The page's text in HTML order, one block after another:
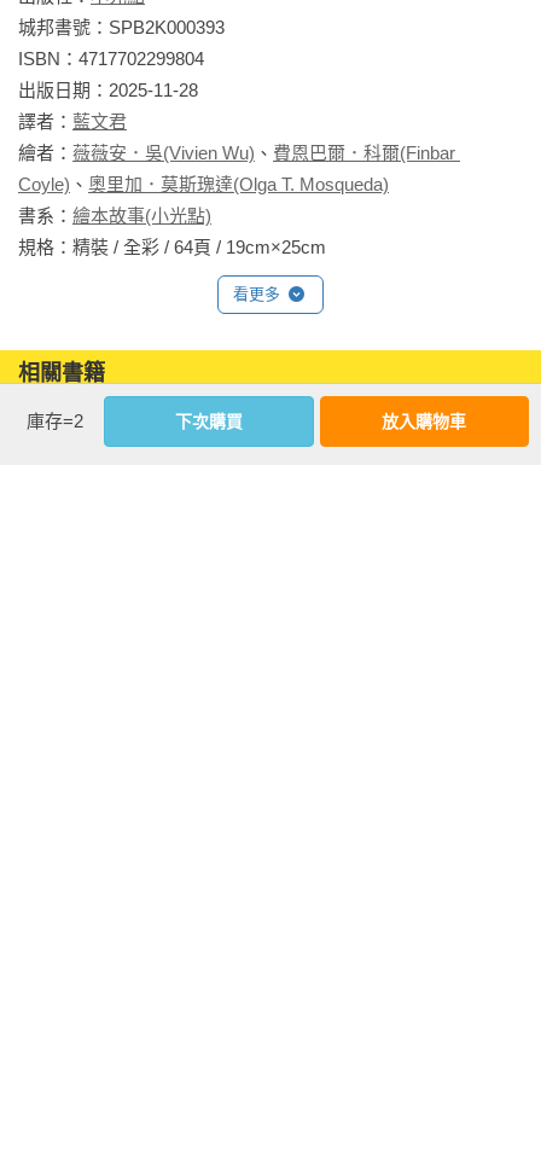
城邦書號：SPB2K000393
ISBN：4717702299804
出版日期：2025-11-28
譯者： 藍文君
繪者： 薇薇安．吳(Vivien Wu) 、 費恩巴爾．科爾(Finbar
Coyle) 、 奧里加．莫斯瑰達(Olga T. Mosqueda)
書系： 繪本故事(小光點)
規格：精裝 / 全彩 / 64頁 / 19cm×25cm
看更多
相關書籍
同作者 同分類 同出版社
庫存=2 下次購買 放入購物車